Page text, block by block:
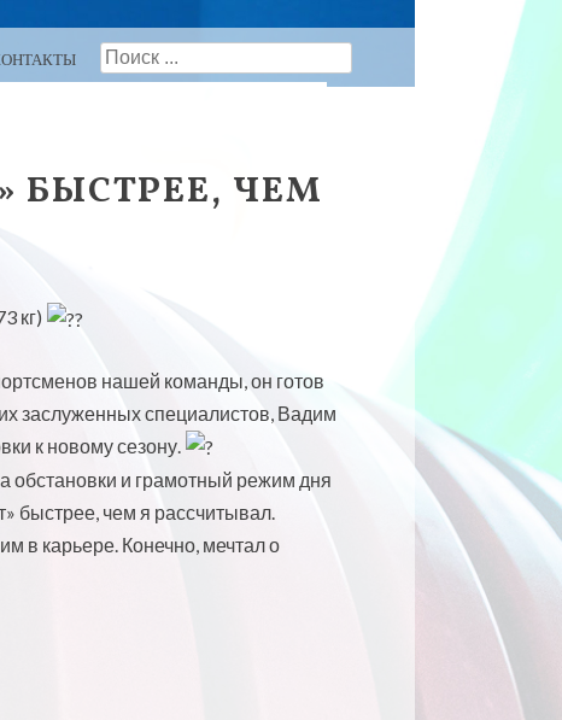
Search
БЫСТРЕЕ, ЧЕМ
кг)
нашей команды, он готов
заслуженных специалистов, Вадим
к новому сезону.
обстановки и грамотный режим дня
быстрее, чем я рассчитывал.
в карьере. Конечно, мечтал о